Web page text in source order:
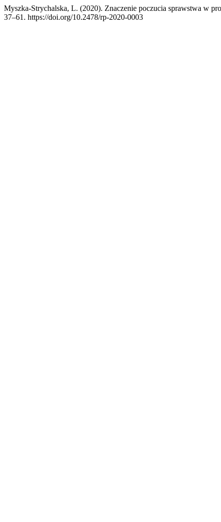
Myszka-Strychalska, L. (2020). Znaczenie poczucia sprawstwa w
37–61. https://doi.org/10.2478/rp-2020-0003